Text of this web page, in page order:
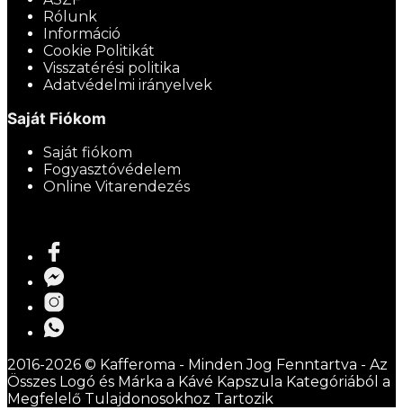
Rólunk
Információ
Cookie Politikát
Visszatérési politika
Adatvédelmi irányelvek
Saját Fiókom
Saját fiókom
Fogyasztóvédelem
Online Vitarendezés
2016-2026 © Kafferoma - Minden Jog Fenntartva - Az
Összes Logó és Márka a Kávé Kapszula Kategóriából a
Megfelelő Tulajdonosokhoz Tartozik